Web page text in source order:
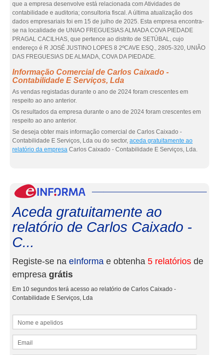
que a empresa desenvolve está relacionada com Atividades de
contabilidade e auditoria; consultoria fiscal. A última atualização dos
dados empresariais foi em 15 de julho de 2025. Esta empresa encontra-
se na localidade de UNIAO FREGUESIAS ALMADA COVA PIEDADE
PRAGAL CACILHAS, que pertence ao distrito de SETÚBAL, cujo
endereço é R JOSÉ JUSTINO LOPES 8 2ºCAVE ESQ., 2805-320, UNIÃO
DAS FREGUESIAS DE ALMADA, COVA DA PIEDADE.
Informação Comercial de Carlos Caixado -
Contabilidade E Serviços, Lda
As vendas registadas durante o ano de 2024 foram crescentes em
respeito ao ano anterior.
Os resultados da empresa durante o ano de 2024 foram crescentes em
respeito ao ano anterior.
Se deseja obter mais informação comercial de Carlos Caixado -
Contabilidade E Serviços, Lda ou do sector, aceda gratuitamente ao
relatório da empresa Carlos Caixado - Contabilidade E Serviços, Lda.
Aceda gratuitamente ao
relatório de Carlos Caixado -
C...
Registe-se na eInforma e obtenha 5 relatórios de
empresa grátis
Em 10 segundos terá acesso ao relatório de Carlos Caixado -
Contabilidade E Serviços, Lda